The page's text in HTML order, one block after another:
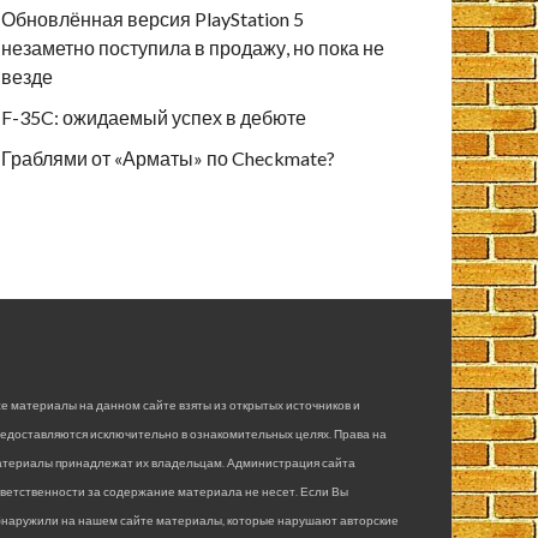
Обновлённая версия PlayStation 5
незаметно поступила в продажу, но пока не
везде
F-35C: ожидаемый успех в дебюте
Граблями от «Арматы» по Checkmate?
материалы на данном сайте взяты из открытых источников и
исключительно в ознакомительных целях. Права на
принадлежат их владельцам. Администрация сайта
за содержание материала не несет. Если Вы
на нашем сайте материалы, которые нарушают авторские